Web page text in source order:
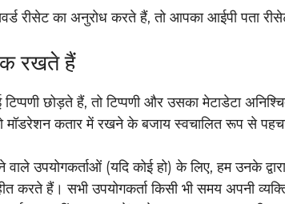
रीसेट का अनुरोध करते हैं, तो आपका आईपी पता
रखते हैं
छोड़ते हैं, तो टिप्पणी और उसका मेटाडेटा
को मॉडरेशन कतार में रखने के बजाय स्वचालित रूप से
उपयोगकर्ताओं (यदि कोई हो) के लिए, हम उनके
करते हैं। सभी उपयोगकर्ता किसी भी समय अपनी